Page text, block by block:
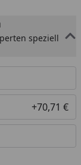
speziell
+70,71 €